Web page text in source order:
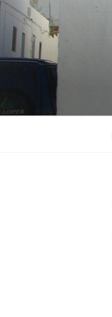
Aller
contenu
principal